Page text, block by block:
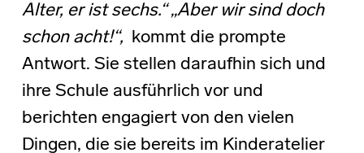
Alter, er ist sechs.“ „Aber wir sind doch
schon acht!“, kommt die prompte
Antwort. Sie stellen daraufhin sich und
ihre Schule ausführlich vor und
berichten engagiert von den vielen
Dingen, die sie bereits im Kinderatelier